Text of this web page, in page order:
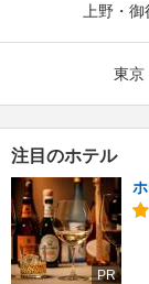
上野・
東京
注目のホテル
PR